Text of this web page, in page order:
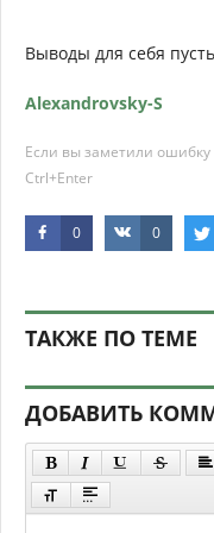
Выводы для себя
Alexandrovsky-S
Если вы заметили ошибку
Ctrl+Enter
0 0
ТАКЖЕ ПО ТЕМЕ
ДОБАВИТЬ